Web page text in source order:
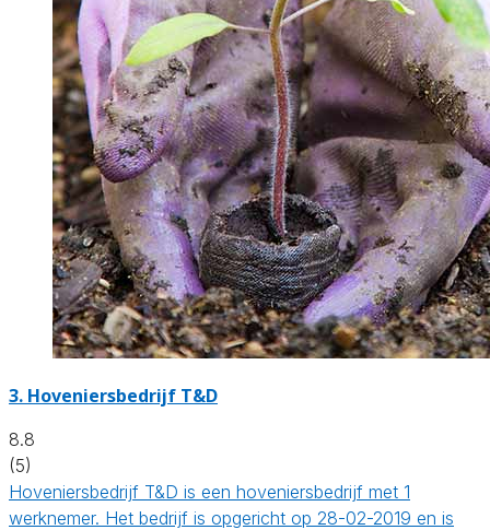
3. Hoveniersbedrijf T&D
8.8
(5)
Hoveniersbedrijf T&D is een hoveniersbedrijf met 1
werknemer. Het bedrijf is opgericht op 28-02-2019 en is